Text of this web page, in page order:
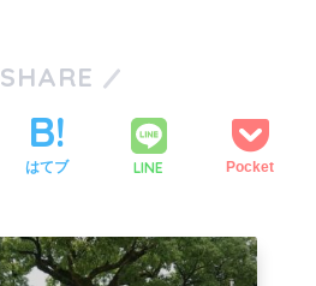
SHARE
はてブ LINE Pocket